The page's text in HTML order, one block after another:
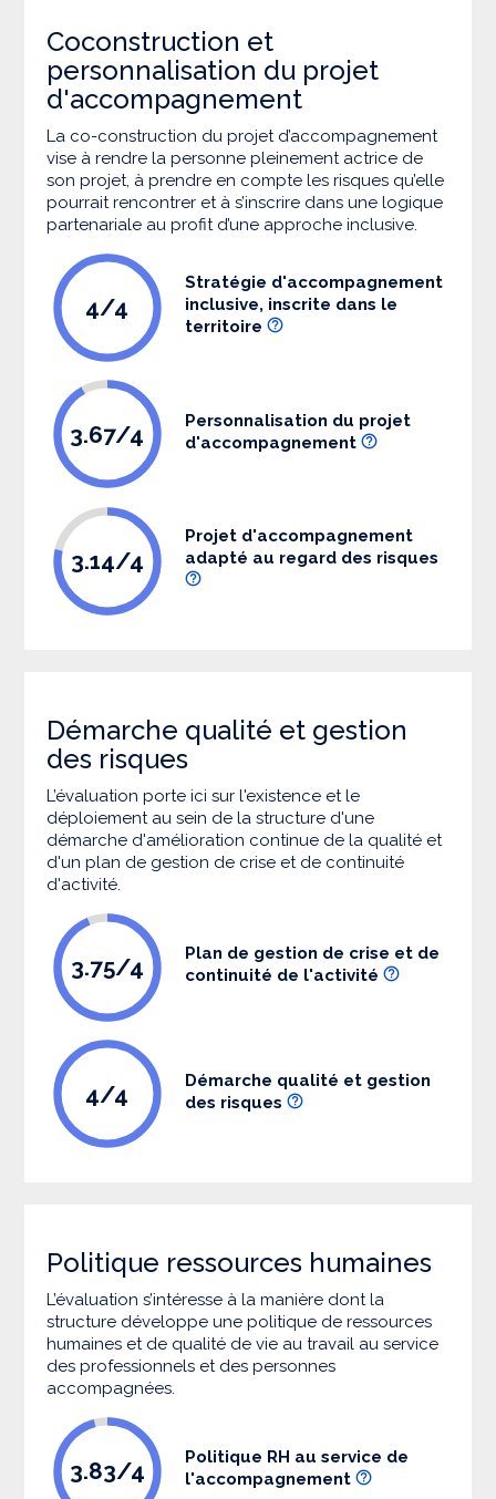
Coconstruction et
personnalisation du projet
d'accompagnement
La co-construction du projet d’accompagnement
vise à rendre la personne pleinement actrice de
son projet, à prendre en compte les risques qu’elle
pourrait rencontrer et à s’inscrire dans une logique
partenariale au profit d’une approche inclusive.
4/4
Stratégie d'accompagnement
inclusive, inscrite dans le
territoire
3.67/4
Personnalisation du projet
d'accompagnement
3.14/4
Projet d'accompagnement
adapté au regard des risques
Démarche qualité et gestion
des risques
L’évaluation porte ici sur l'existence et le
déploiement au sein de la structure d'une
démarche d'amélioration continue de la qualité et
d'un plan de gestion de crise et de continuité
d'activité.
3.75/4
Plan de gestion de crise et de
continuité de l'activité
4/4
Démarche qualité et gestion
des risques
Politique ressources humaines
L’évaluation s’intéresse à la manière dont la
structure développe une politique de ressources
humaines et de qualité de vie au travail au service
des professionnels et des personnes
accompagnées.
3.83/4
Politique RH au service de
l'accompagnement